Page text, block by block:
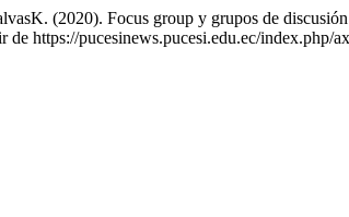
(2020). Focus group y grupos de
de https://pucesinews.pucesi.edu.ec/index.php/